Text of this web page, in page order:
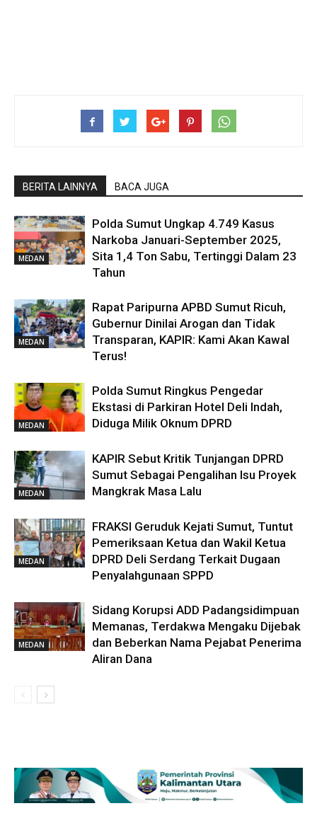
BERITA LAINNYA BACA JUGA
MEDAN
Polda Sumut Ungkap 4.749 Kasus
Narkoba Januari-September 2025,
Sita 1,4 Ton Sabu, Tertinggi Dalam 23
Tahun
MEDAN
Rapat Paripurna APBD Sumut Ricuh,
Gubernur Dinilai Arogan dan Tidak
Transparan, KAPIR: Kami Akan Kawal
Terus!
MEDAN
Polda Sumut Ringkus Pengedar
Ekstasi di Parkiran Hotel Deli Indah,
Diduga Milik Oknum DPRD
MEDAN
KAPIR Sebut Kritik Tunjangan DPRD
Sumut Sebagai Pengalihan Isu Proyek
Mangkrak Masa Lalu
MEDAN
FRAKSI Geruduk Kejati Sumut, Tuntut
Pemeriksaan Ketua dan Wakil Ketua
DPRD Deli Serdang Terkait Dugaan
Penyalahgunaan SPPD
MEDAN
Sidang Korupsi ADD Padangsidimpuan
Memanas, Terdakwa Mengaku Dijebak
dan Beberkan Nama Pejabat Penerima
Aliran Dana